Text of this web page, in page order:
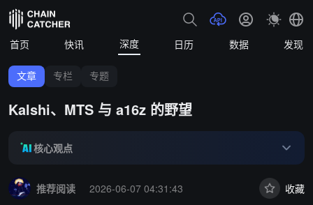
首页 快讯 深度 日历 数据 发现
文章 专栏 专题
Kalshi、MTS 与 a16z 的野望
核心观点
推荐阅读
2026-06-07 04:31:43 收藏